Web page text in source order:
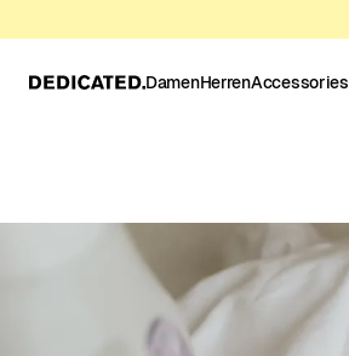
DamenHerrenAccessories